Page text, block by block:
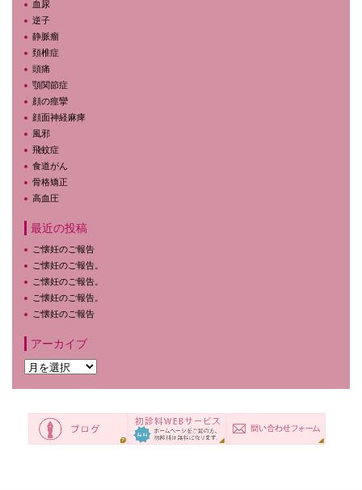
血尿
逆子
静脈瘤
頚椎症
頭痛
顎関節症
顔の痙攣
顔面神経麻痺
風邪
飛蚊症
食道がん
骨格矯正
高血圧
最近の投稿
ご懐妊のご報告
ご懐妊のご報告。
ご懐妊のご報告。
ご懐妊のご報告。
ご懐妊のご報告
アーカイブ